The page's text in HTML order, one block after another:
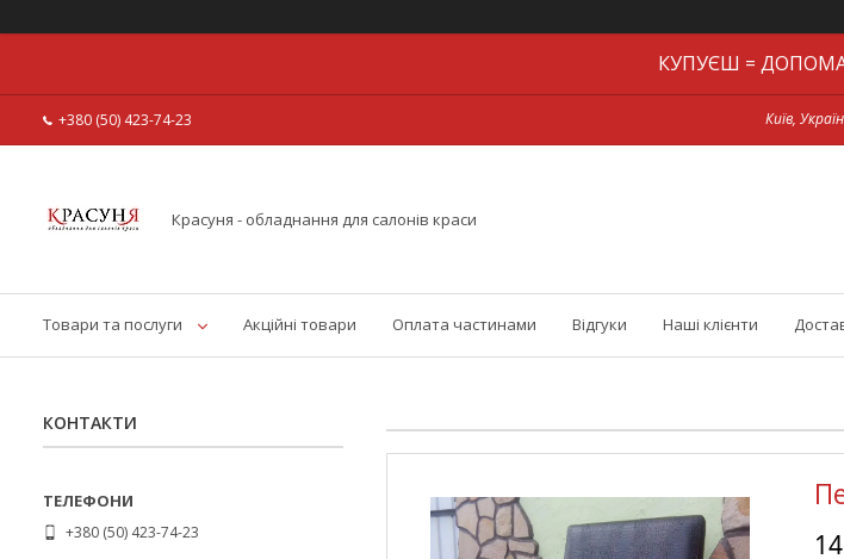
КУПУЄШ =
+380 (50) 423-74-23 Київ,
Красуня - обладнання для салонів краси
Товари та послуги Акційні товари Оплата частинами Відгуки Наші клієнти
КОНТАКТИ
+380 (50) 423-74-23